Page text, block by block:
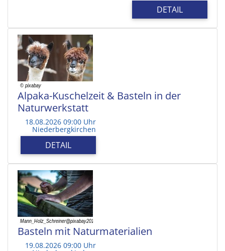
DETAIL
Alpaka-Kuschelzeit & Basteln in der
Naturwerkstatt
18.08.2026 09:00 Uhr
Niederbergkirchen
DETAIL
Basteln mit Naturmaterialien
19.08.2026 09:00 Uhr